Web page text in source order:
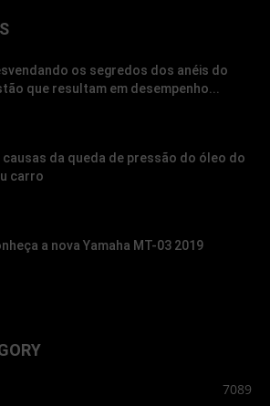
os segredos dos anéis do
que resultam em desempenho...
causas da queda de pressão do óleo do
carro
a nova Yamaha MT-03 2019
7089